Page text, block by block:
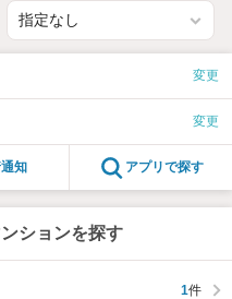
変更
変更
知 アプリで探す
ションを探す
1件